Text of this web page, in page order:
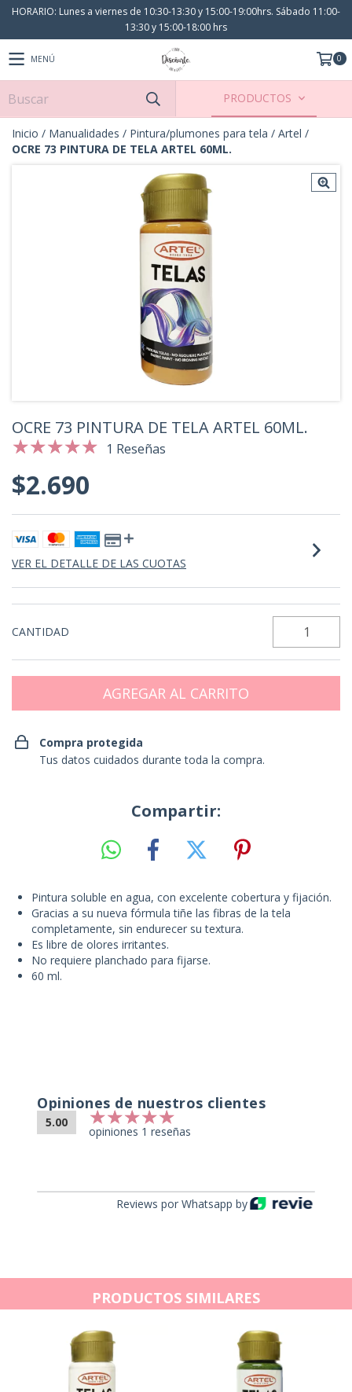
HORARIO: Lunes a viernes de 10:30-13:30 y 15:00-19:00hrs. Sábado 11:00-
13:30 y 15:00-18:00 hrs
MENÚ 0
PRODUCTOS
Inicio / Manualidades / Pintura/plumones para tela / Artel /
OCRE 73 PINTURA DE TELA ARTEL 60ML.
OCRE 73 PINTURA DE TELA ARTEL 60ML.
1 Reseñas
$2.690
VER EL DETALLE DE LAS CUOTAS
CANTIDAD
Compra protegida
Tus datos cuidados durante toda la compra.
Compartir:
Pintura soluble en agua, con excelente cobertura y fijación.
Gracias a su nueva fórmula tiñe las fibras de la tela
completamente, sin endurecer su textura.
Es libre de olores irritantes.
No requiere planchado para fijarse.
60 ml.
Opiniones de nuestros clientes
5.00
opiniones 1 reseñas
Reviews por Whatsapp by
PRODUCTOS SIMILARES